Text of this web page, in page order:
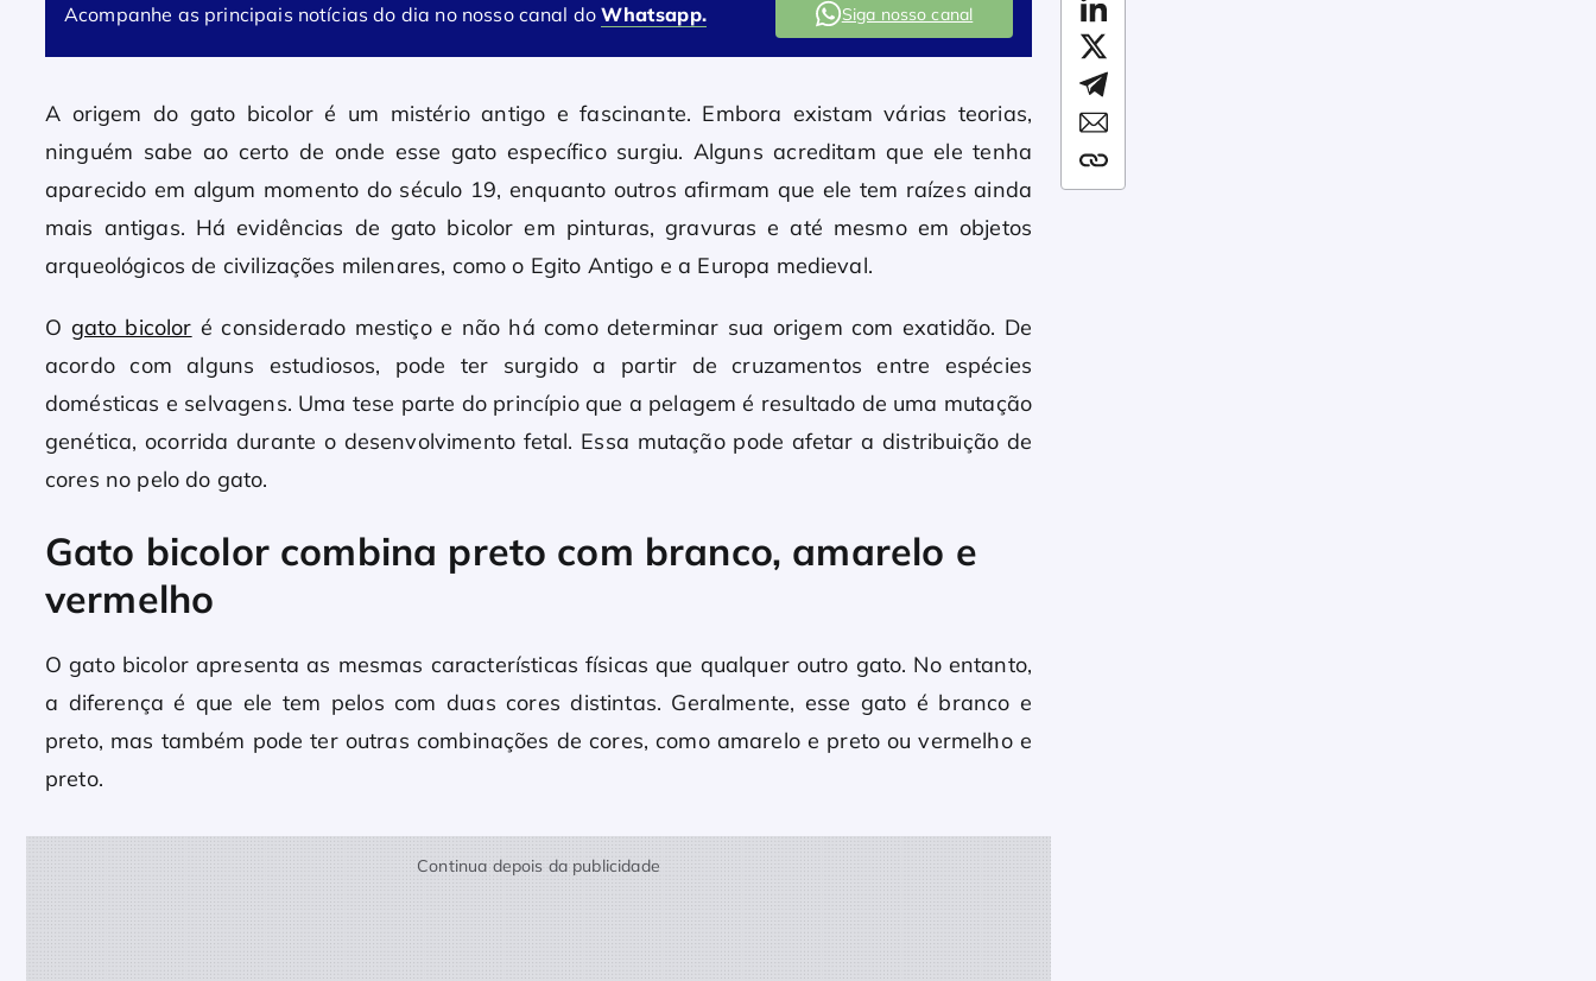
Acompanhe as principais notícias do dia no nosso canal doWhatsapp. Siga nosso canal
A origem do gato bicolor é um mistério antigo e fascinante. Embora existam várias teorias,
ninguém sabe ao certo de onde esse gato específico surgiu. Alguns acreditam que ele tenha
aparecido em algum momento do século 19, enquanto outros afirmam que ele tem raízes ainda
mais antigas. Há evidências de gato bicolor em pinturas, gravuras e até mesmo em objetos
arqueológicos de civilizações milenares, como o Egito Antigo e a Europa medieval.
O gato bicolor é considerado mestiço e não há como determinar sua origem com exatidão. De
acordo com alguns estudiosos, pode ter surgido a partir de cruzamentos entre espécies
domésticas e selvagens. Uma tese parte do princípio que a pelagem é resultado de uma mutação
genética, ocorrida durante o desenvolvimento fetal. Essa mutação pode afetar a distribuição de
cores no pelo do gato.
Gato bicolor combina preto com branco, amarelo e
vermelho
O gato bicolor apresenta as mesmas características físicas que qualquer outro gato. No entanto,
a diferença é que ele tem pelos com duas cores distintas. Geralmente, esse gato é branco e
preto, mas também pode ter outras combinações de cores, como amarelo e preto ou vermelho e
preto.
Continua depois da publicidade